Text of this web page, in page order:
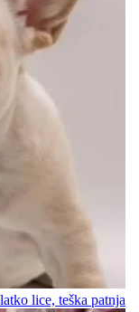
lice, teška patnja